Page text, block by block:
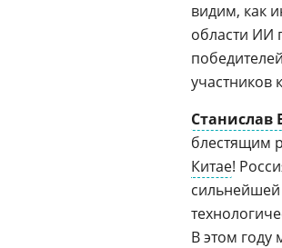
видим, как
области ИИ
участников
Станислав
блестящим
Китае!
сильнейшей
В этом году